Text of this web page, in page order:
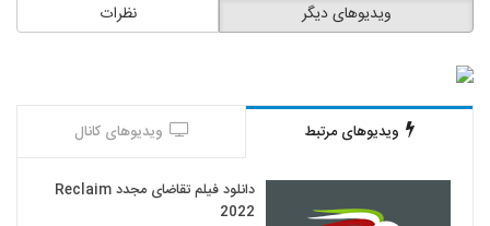
نظرات ویدیوهای دیگر
ویدیوهای مرتبط ویدیوهای کانال
دانلود فیلم تقاضای مجدد Reclaim
2022